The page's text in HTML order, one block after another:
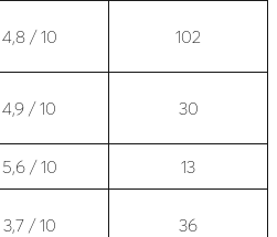
4,8 / 10 102
4,9 / 10 30
5,6 / 10 13
3,7 / 10 36